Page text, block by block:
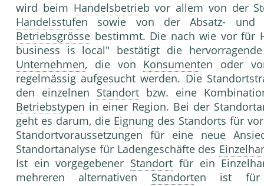
wird beim Handelsbetrieb vor allem von der
Handelsstufen sowie von der Absatz- und
Betriebsgrösse bestimmt. Die nach wie vor für
business is local" bestätigt die
Unternehmen, die von Konsumenten oder
regelmässig aufgesucht werden. Die
den einzelnen Standortbzw. eine
Betriebstypen in einer Region. Bei der
geht es darum, die Eignung des Standorts für
Standortvoraussetzungen für eine neue
Standortanalyse für Ladengeschäfte des
Ist ein vorgegebener Standort für ein
mehreren alternativen Standorten ist für